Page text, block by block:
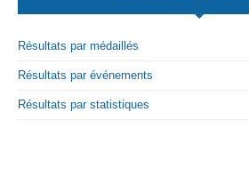
Par Statistiques
Médias
Résultats par médaillés
Résultats par événements
Résultats par statistiques